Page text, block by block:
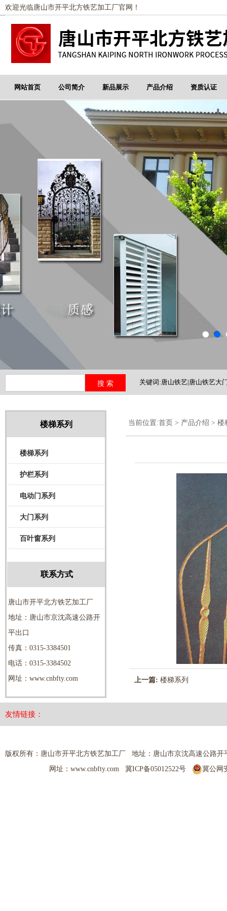
欢迎光临唐山市开平北方铁艺加工厂官网！
网站首页 公司简介 新品展示 产品介绍 资质认证
关键词:唐山铁艺|唐山铁艺大
当前位置:首页 > 产品介绍 > 楼
上一篇: 楼梯系列
楼梯系列
楼梯系列
护栏系列
电动门系列
大门系列
百叶窗系列
联系方式
唐山市开平北方铁艺加工厂
地址：唐山市京沈高速公路开
平出口
传真：0315-3384501
电话：0315-3384502
网址：www.cnbfty.com
友情链接：
版权所有：唐山市开平北方铁艺加工厂 地址：唐山市京沈高速公路
网址：www.cnbfty.com 冀ICP备05012522号 冀公网